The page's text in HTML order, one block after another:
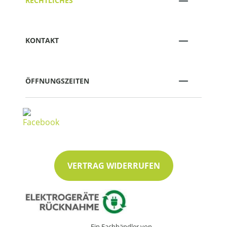
KONTAKT
ÖFFNUNGSZEITEN
VERTRAG WIDERRUFEN